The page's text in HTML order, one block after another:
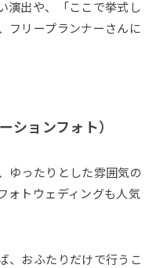
演出や、「ここで挙式し
フリープランナーさんに
ションフォト）
ゆったりとした雰囲気の
ォトウェディングも人気
、おふたりだけで行うこ